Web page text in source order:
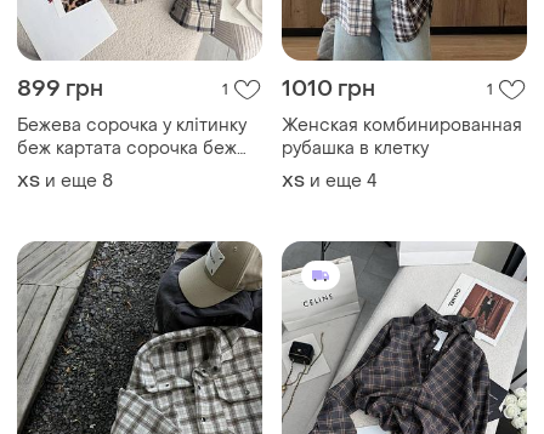
899 грн 1
Бежева сорочка у клітинку
беж картата сорочка беж
бежева сорочка у клітинку
клетчатая рубашка беж
ХS и еще 8
1010 грн 1
Женская комбинированная
рубашка в клетку
ХS и еще 4